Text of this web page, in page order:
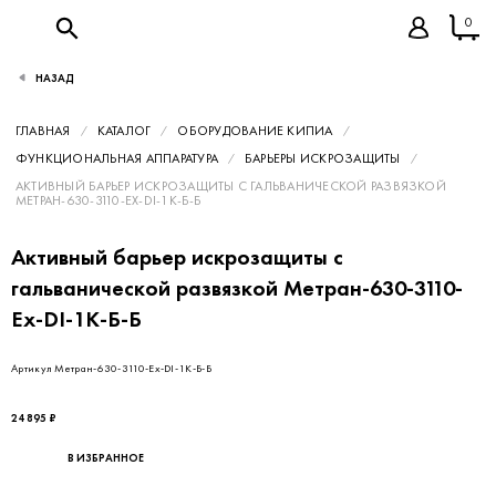
0
ГЛАВНАЯ КАТАЛОГ
ОБОРУДОВАНИЕ КИПИА
ФУНКЦИОНАЛЬНАЯ АППАРАТУРА
БАРЬЕРЫ ИСКРОЗАЩИТЫ
АКТИВНЫЙ БАРЬЕР ИСКРОЗАЩИТЫ С ГАЛЬВАНИЧЕСКОЙ РАЗВЯЗКОЙ
МЕТРАН-630-3110-EX-DI-1K-Б-Б
Активный барьер искрозащиты с
гальванической развязкой Метран-630-3110-
Ex-DI-1K-Б-Б
Артикул Метран-630-3110-Ex-DI-1K-Б-Б
24 895 ₽
В ИЗБРАННОЕ
НАЗАД